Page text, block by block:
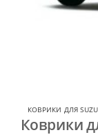
КОВРИКИ ДЛЯ
Коврики